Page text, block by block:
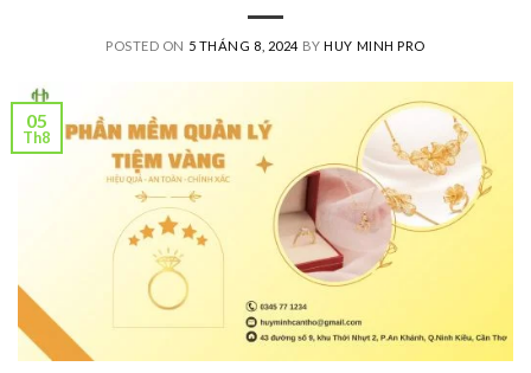
POSTED ON 5 THÁNG 8, 2024 BYHUY MINH PRO
05
Th8